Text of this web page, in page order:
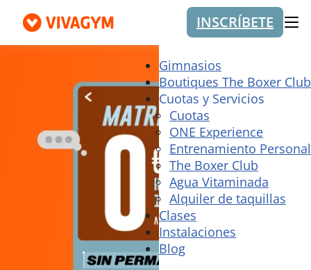
INSCRÍBETE
Gimnasios
Boutiques The Boxer Club
Cuotas y Servicios
Cuotas
ONE Experience
Entrenamiento Personal
The Boxer Club
Agua Vitaminada
Alquiler de taquillas
Clases
Instalaciones
Blog